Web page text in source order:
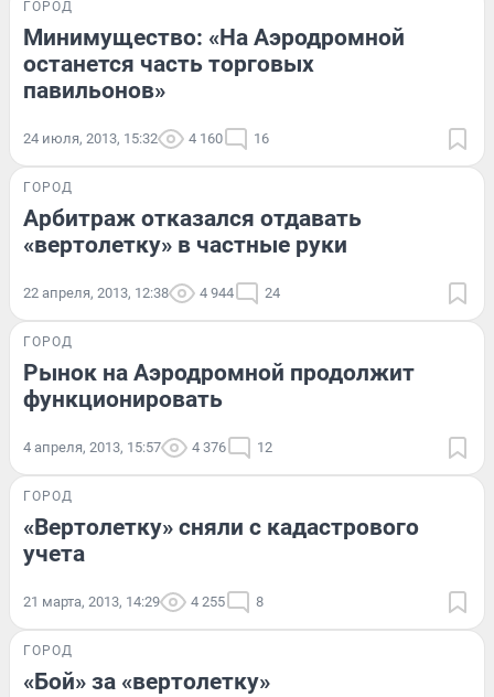
ГОРОД
Минимущество: «На Аэродромной
останется часть торговых
павильонов»
24 июля, 2013, 15:32 4 160 16
ГОРОД
Арбитраж отказался отдавать
«вертолетку» в частные руки
22 апреля, 2013, 12:38 4 944 24
ГОРОД
Рынок на Аэродромной продолжит
функционировать
4 апреля, 2013, 15:57 4 376 12
ГОРОД
«Вертолетку» сняли с кадастрового
учета
21 марта, 2013, 14:29 4 255 8
ГОРОД
«Бой» за «вертолетку»